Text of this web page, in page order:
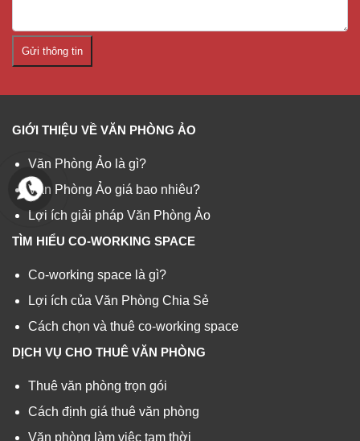
Gửi thông tin
GIỚI THIỆU VỀ VĂN PHÒNG ẢO
Văn Phòng Ảo là gì?
Văn Phòng Ảo giá bao nhiêu?
Lợi ích giải pháp Văn Phòng Ảo
TÌM HIỂU CO-WORKING SPACE
Co-working space là gì?
Lợi ích của Văn Phòng Chia Sẻ
Cách chọn và thuê co-working space
DỊCH VỤ CHO THUÊ VĂN PHÒNG
Thuê văn phòng trọn gói
Cách định giá thuê văn phòng
Văn phòng làm việc tạm thời